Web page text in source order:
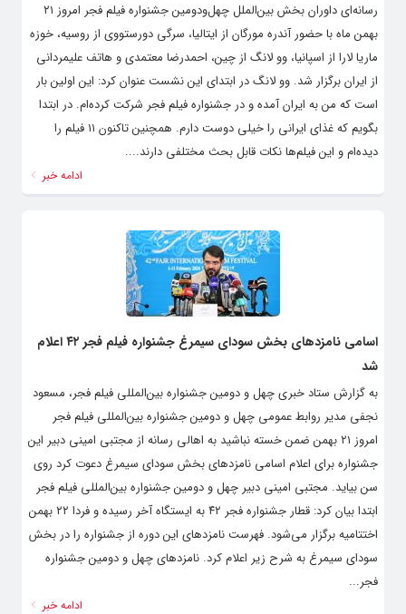
به گزارش ستاد خبری چهل‌ و دومین جشنواره بین‌المللی فیلم فجر، نشست
رسانه‌ای داوران بخش بین‌الملل چهل‌ودومین جشنواره فیلم فجر امروز ۲۱
بهمن ماه با حضور آندره مورگان از ایتالیا، سرگی دورستووی از روسیه، خوزه
ماریا لارا از اسپانیا، وو لانگ از چین، احمدرضا معتمدی و هاتف علیمردانی
از ایران برگزار شد. وو لانگ در ابتدای این نشست عنوان کرد: این اولین بار
است که من به ایران آمده و در جشنواره فیلم فجر شرکت کرده‌ام. در ابتدا
ادامه خبر
شد
به گزارش ستاد خبری چهل و دومین جشنواره بین‌المللی فیلم فجر، مسعود
نجفی مدیر روابط عمومی چهل و دومین جشنواره بین‌المللی فیلم فجر
امروز ۲۱ بهمن ضمن خسته نباشید به اهالی رسانه از مجتبی امینی دبیر این
جشنواره برای اعلام اسامی نامزدهای بخش‌ سودای سیمرغ دعوت کرد روی
سن بیاید. مجتبی امینی دبیر چهل و دومین جشنواره بین‌المللی فیلم فجر
ابتدا بیان کرد: قطار جشنواره فجر ۴۲ به ایستگاه آخر رسیده و فردا ۲۲ بهمن
اختتامیه برگزار می‌شود. فهرست نامزدهای این دوره از جشنواره را در بخش
سودای سیمرغ به شرح زیر اعلام کرد. نامزدهای چهل و دومین جشنواره